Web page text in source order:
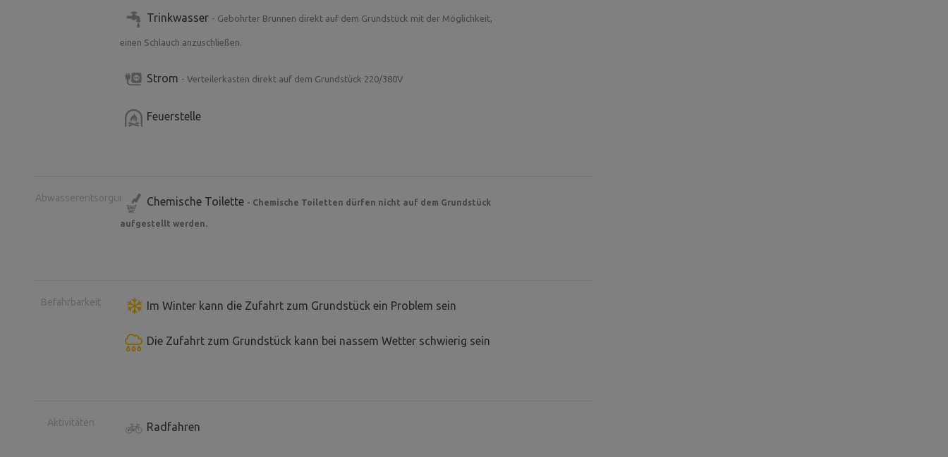
Trinkwasser - Gebohrter Brunnen direkt auf dem Grundstück mit der Möglichkeit,
einen Schlauch anzuschließen.
Strom - Verteilerkasten direkt auf dem Grundstück 220/380V
Feuerstelle
Abwasserentsorgung Chemische Toilette - Chemische Toiletten dürfen nicht auf dem Grundstück
aufgestellt werden.
Befahrbarkeit Im Winter kann die Zufahrt zum Grundstück ein Problem sein
Die Zufahrt zum Grundstück kann bei nassem Wetter schwierig sein
Aktivitäten Radfahren